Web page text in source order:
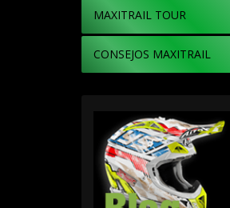
MAXITRAIL TOUR
CONSEJOS MAXITRAIL